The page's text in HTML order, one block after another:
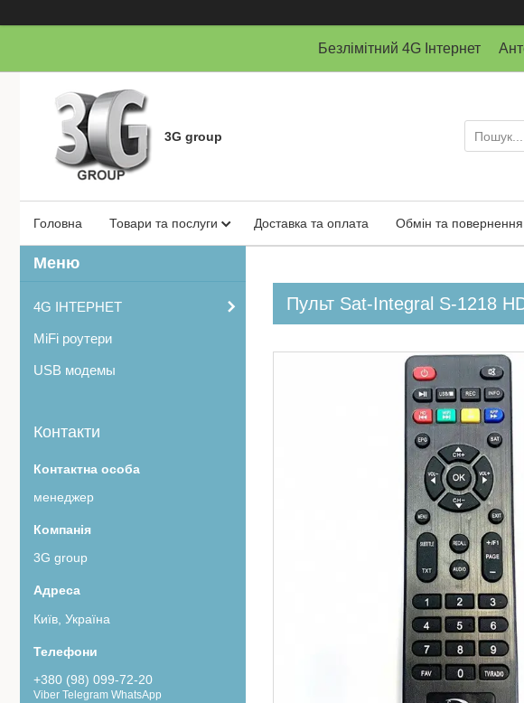
Безлімітний 4G Інтернет
3G group
Головна Товари та послуги Доставка та оплата Обмін та повернення
Пульт Sat-Integral S-1218
4G ІНТЕРНЕТ
MiFi роутери
USB модемы
Контакти
менеджер
3G group
Київ, Україна
+380 (98) 099-72-20
Viber Telegram WhatsApp